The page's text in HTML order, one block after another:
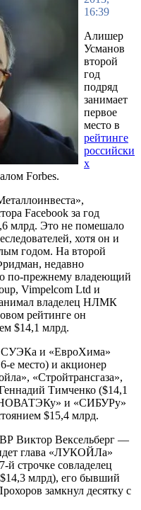
16:39
Алишер
Усманов
второй
год
подряд
занимает
первое
место в
рейтинге
российски
х
Forbes.
Facebook за год
млрд. Это не помешало
хотя он и
годом. На второй
недавно
по-прежнему владеющий
Vimpelcom Ltd и
владелец НЛМК
рейтинге он
$14,1 млрд.
СУЭКа и «ЕвроХима»
е место) и акционер
«Стройтрансгаза»,
Тимченко ($14,1
и «СИБУРу»
$15,4 млрд.
Виктор Вексельберг —
глава «ЛУКОЙЛа»
строчке совладелец
млрд), его бывший
замкнул десятку с